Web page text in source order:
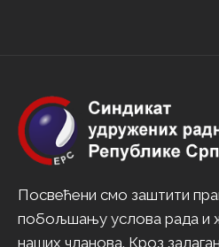
Посвећени смо заштити
побољшању услова рада и
наших чланова. Кроз